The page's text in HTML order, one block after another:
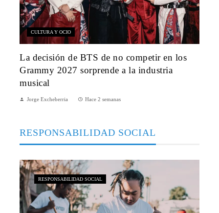
CULTURA Y OCIO
La decisión de BTS de no competir en los
Grammy 2027 sorprende a la industria
musical
Jorge Excheberria Hace 2 semanas
RESPONSABILIDAD SOCIAL
RESPONSABILIDAD SOCIAL